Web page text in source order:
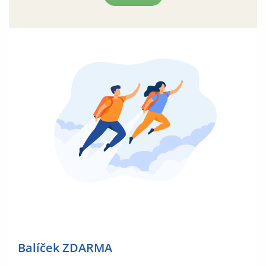
Balíček ZDARMA